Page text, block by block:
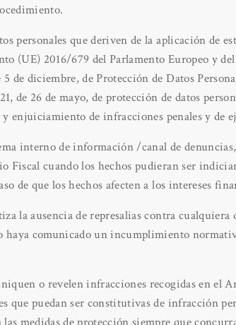
personales que deriven de la aplicación de
(UE) 2016/679 del Parlamento Europeo y
de diciembre, de Protección de Datos
de 26 de mayo, de protección de datos
enjuiciamiento de infracciones penales y de
interno de información /canal de
cuando los hechos pudieran ser
de que los hechos afecten a los intereses
la ausencia de represalias contra
haya comunicado un incumplimiento
o revelen infracciones recogidas en el
que puedan ser constitutivas de infracción